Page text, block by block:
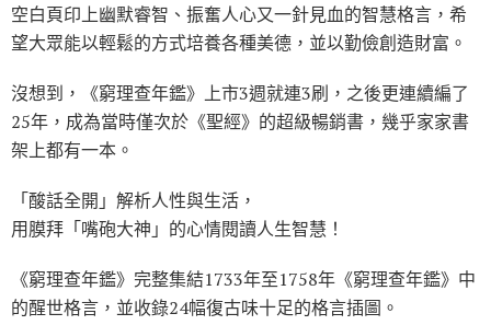
空白頁印上幽默睿智、振奮人心又一針見血的智慧格言，希
望大眾能以輕鬆的方式培養各種美德，並以勤儉創造財富。
沒想到，《窮理查年鑑》上市3週就連3刷，之後更連續編了
25年，成為當時僅次於《聖經》的超級暢銷書，幾乎家家書
架上都有一本。
「酸話全開」解析人性與生活，
用膜拜「嘴砲大神」的心情閱讀人生智慧！
《窮理查年鑑》完整集結1733年至1758年《窮理查年鑑》中
的醒世格言，並收錄24幅復古味十足的格言插圖。